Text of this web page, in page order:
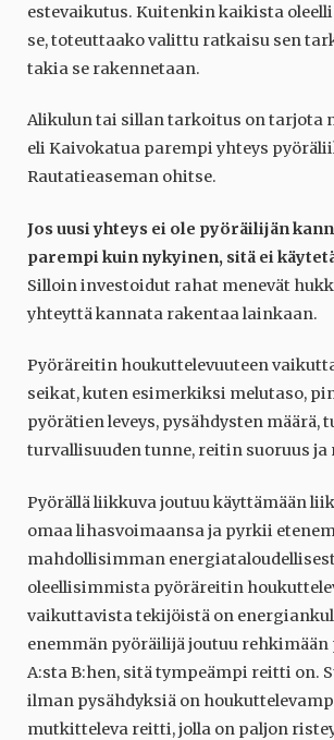
estevaikutus. Kuitenkin kaikista
se, toteuttaako valittu ratkaisu sen
takia se rakennetaan.
Alikulun tai sillan tarkoitus on tarjota
eli Kaivokatua parempi yhteys
Rautatieaseman ohitse.
Jos uusi yhteys ei ole pyöräilijän
parempi kuin nykyinen, sitä ei
Silloin investoidut rahat menevät
yhteyttä kannata rakentaa lainkaan.
Pyöräreitin houkuttelevuuteen
seikat, kuten esimerkiksi melutaso,
pyörätien leveys, pysähdysten määrä,
turvallisuuden tunne, reitin suoruus ja
Pyörällä liikkuva joutuu käyttämään
omaa lihasvoimaansa ja pyrkii
mahdollisimman
oleellisimmista pyöräreitin
vaikuttavista tekijöistä on
enemmän pyöräilijä joutuu rehkimään
A:sta B:hen, sitä tympeämpi reitti on.
ilman pysähdyksiä on
mutkitteleva reitti, jolla on paljon